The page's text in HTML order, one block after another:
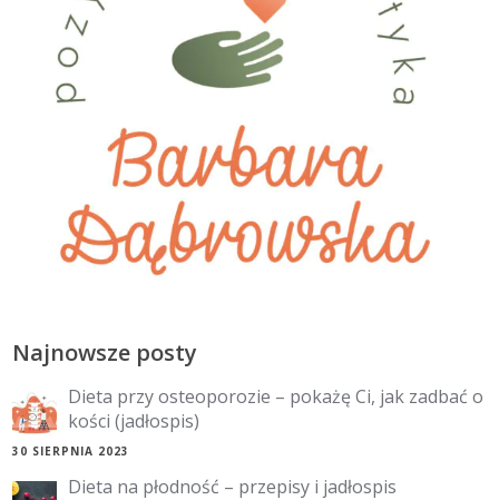
Najnowsze posty
Dieta przy osteoporozie – pokażę Ci, jak zadbać o
kości (jadłospis)
30 SIERPNIA 2023
Dieta na płodność – przepisy i jadłospis